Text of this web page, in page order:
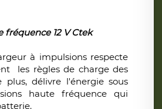
fréquence 12 V Ctek
à impulsions respecte
les règles de charge des
plus, délivre l'énergie sous
haute fréquence qui